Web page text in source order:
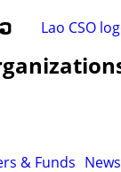
& Funds